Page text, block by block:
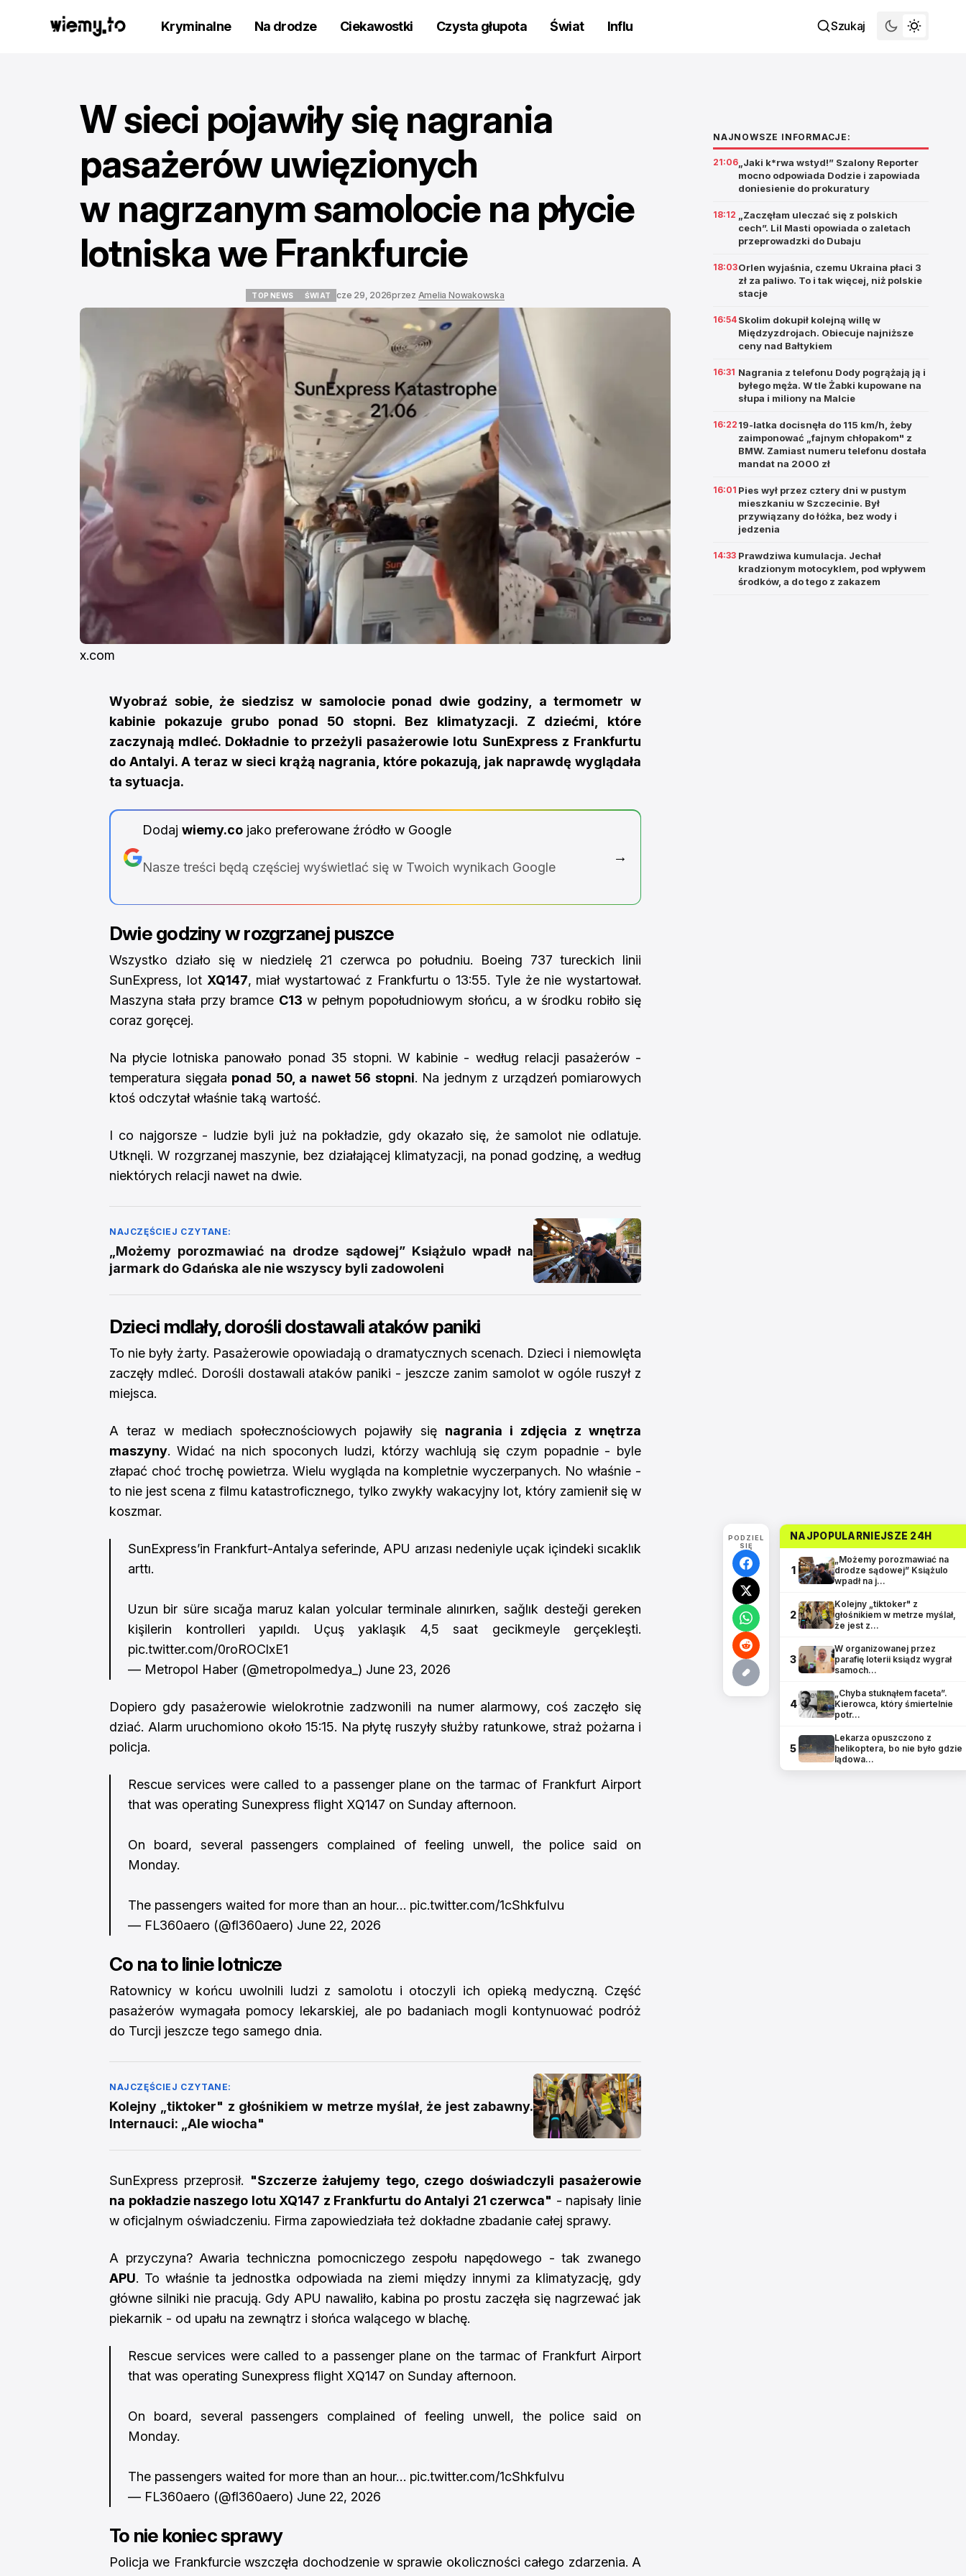
Kryminalne Na drodze Ciekawostki Czysta głupota Świat Influ Szukaj
W sieci pojawiły się nagrania
pasażerów uwięzionych
w nagrzanym samolocie na płycie
lotniska we Frankfurcie
TOP NEWS ŚWIAT cze 29, 2026przez Amelia Nowakowska
x.com
Wyobraź sobie, że siedzisz w samolocie ponad dwie godziny, a termometr w
kabinie pokazuje grubo ponad 50 stopni. Bez klimatyzacji. Z dziećmi, które
zaczynają mdleć. Dokładnie to przeżyli pasażerowie lotu SunExpress z Frankfurtu
do Antalyi. A teraz w sieci krążą nagrania, które pokazują, jak naprawdę wyglądała
ta sytuacja.
Dodaj wiemy.cojako preferowane źródło w Google
Nasze treści będą częściej wyświetlać się w Twoich wynikach Google
→
Dwie godziny w rozgrzanej puszce
Wszystko działo się w niedzielę 21 czerwca po południu. Boeing 737 tureckich linii
SunExpress, lot XQ147, miał wystartować z Frankfurtu o 13:55. Tyle że nie wystartował.
Maszyna stała przy bramce C13 w pełnym popołudniowym słońcu, a w środku robiło się
coraz goręcej.
Na płycie lotniska panowało ponad 35 stopni. W kabinie - według relacji pasażerów -
temperatura sięgała ponad 50, a nawet 56 stopni. Na jednym z urządzeń pomiarowych
ktoś odczytał właśnie taką wartość.
I co najgorsze - ludzie byli już na pokładzie, gdy okazało się, że samolot nie odlatuje.
Utknęli. W rozgrzanej maszynie, bez działającej klimatyzacji, na ponad godzinę, a według
niektórych relacji nawet na dwie.
NAJCZĘŚCIEJ CZYTANE:
„Możemy porozmawiać na drodze sądowej” Książulo wpadł na
jarmark do Gdańska ale nie wszyscy byli zadowoleni
Dzieci mdlały, dorośli dostawali ataków paniki
To nie były żarty. Pasażerowie opowiadają o dramatycznych scenach. Dzieci i niemowlęta
zaczęły mdleć. Dorośli dostawali ataków paniki - jeszcze zanim samolot w ogóle ruszył z
miejsca.
A teraz w mediach społecznościowych pojawiły się nagrania i zdjęcia z wnętrza
maszyny. Widać na nich spoconych ludzi, którzy wachlują się czym popadnie - byle
złapać choć trochę powietrza. Wielu wygląda na kompletnie wyczerpanych. No właśnie -
to nie jest scena z filmu katastroficznego, tylko zwykły wakacyjny lot, który zamienił się w
koszmar.
SunExpress’in Frankfurt-Antalya seferinde, APU arızası nedeniyle uçak içindeki sıcaklık
arttı.
Uzun bir süre sıcağa maruz kalan yolcular terminale alınırken, sağlık desteği gereken
kişilerin kontrolleri yapıldı. Uçuş yaklaşık 4,5 saat gecikmeyle gerçekleşti.
pic.twitter.com/0roROClxE1
— Metropol Haber (@metropolmedya_) June 23, 2026
Dopiero gdy pasażerowie wielokrotnie zadzwonili na numer alarmowy, coś zaczęło się
dziać. Alarm uruchomiono około 15:15. Na płytę ruszyły służby ratunkowe, straż pożarna i
policja.
Rescue services were called to a passenger plane on the tarmac of Frankfurt Airport
that was operating Sunexpress flight XQ147 on Sunday afternoon.
On board, several passengers complained of feeling unwell, the police said on
Monday.
The passengers waited for more than an hour… pic.twitter.com/1cShkfuIvu
— FL360aero (@fl360aero) June 22, 2026
Co na to linie lotnicze
Ratownicy w końcu uwolnili ludzi z samolotu i otoczyli ich opieką medyczną. Część
pasażerów wymagała pomocy lekarskiej, ale po badaniach mogli kontynuować podróż
do Turcji jeszcze tego samego dnia.
NAJCZĘŚCIEJ CZYTANE:
Kolejny „tiktoker" z głośnikiem w metrze myślał, że jest zabawny.
Internauci: „Ale wiocha"
SunExpress przeprosił. "Szczerze żałujemy tego, czego doświadczyli pasażerowie
na pokładzie naszego lotu XQ147 z Frankfurtu do Antalyi 21 czerwca" - napisały linie
w oficjalnym oświadczeniu. Firma zapowiedziała też dokładne zbadanie całej sprawy.
A przyczyna? Awaria techniczna pomocniczego zespołu napędowego - tak zwanego
APU. To właśnie ta jednostka odpowiada na ziemi między innymi za klimatyzację, gdy
główne silniki nie pracują. Gdy APU nawaliło, kabina po prostu zaczęła się nagrzewać jak
piekarnik - od upału na zewnątrz i słońca walącego w blachę.
Rescue services were called to a passenger plane on the tarmac of Frankfurt Airport
that was operating Sunexpress flight XQ147 on Sunday afternoon.
On board, several passengers complained of feeling unwell, the police said on
Monday.
The passengers waited for more than an hour… pic.twitter.com/1cShkfuIvu
— FL360aero (@fl360aero) June 22, 2026
To nie koniec sprawy
Policja we Frankfurcie wszczęła dochodzenie w sprawie okoliczności całego zdarzenia. A
NAJNOWSZE INFORMACJE:
21:06 „Jaki k*rwa wstyd!” Szalony Reporter
mocno odpowiada Dodzie i zapowiada
doniesienie do prokuratury
18:12
„Zaczęłam uleczać się z polskich
cech”. Lil Masti opowiada o zaletach
przeprowadzki do Dubaju
18:03Orlen wyjaśnia, czemu Ukraina płaci 3
zł za paliwo. To i tak więcej, niż polskie
stacje
16:54 Skolim dokupił kolejną willę w
Międzyzdrojach. Obiecuje najniższe
ceny nad Bałtykiem
16:31 Nagrania z telefonu Dody pogrążają ją i
byłego męża. W tle Żabki kupowane na
słupa i miliony na Malcie
16:22 19-latka docisnęła do 115 km/h, żeby
zaimponować „fajnym chłopakom" z
BMW. Zamiast numeru telefonu dostała
mandat na 2000 zł
16:01 Pies wył przez cztery dni w pustym
mieszkaniu w Szczecinie. Był
przywiązany do łóżka, bez wody i
jedzenia
14:33 Prawdziwa kumulacja. Jechał
kradzionym motocyklem, pod wpływem
środków, a do tego z zakazem
PODZIEL
SIĘ
NAJPOPULARNIEJSZE 24H
1
„Możemy porozmawiać na
drodze sądowej” Książulo
wpadł na j…
2
Kolejny „tiktoker" z
głośnikiem w metrze myślał,
że jest z…
3
W organizowanej przez
parafię loterii ksiądz wygrał
samoch…
4
„Chyba stuknąłem faceta”.
Kierowca, który śmiertelnie
potr…
5
Lekarza opuszczono z
helikoptera, bo nie było gdzie
lądowa…